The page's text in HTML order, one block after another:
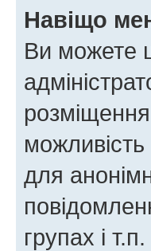
Навіщо
Ви можете
для
групах і